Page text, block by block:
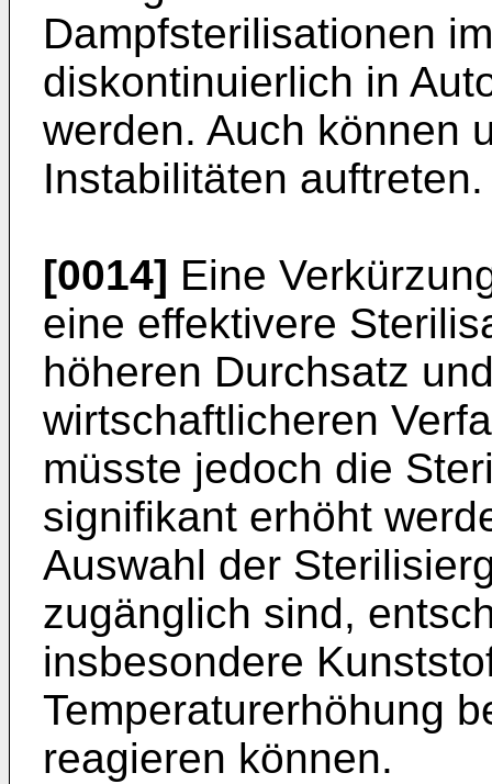
Dampfsterilisationen
diskontinuierlich in
werden. Auch können
Instabilitäten auftreten.
[0014] Eine
eine effektivere
höheren Durchsatz
wirtschaftlicheren
müsste jedoch die
signifikant erhöht
Auswahl der
zugänglich sind,
insbesondere
Temperaturerhöhung
reagieren können.